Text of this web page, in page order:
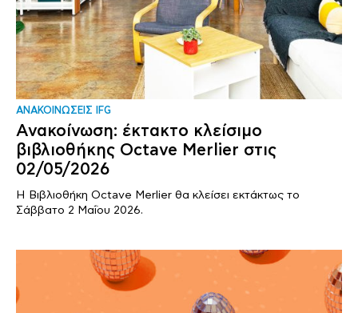
ΑΝΑΚΟΙΝΩΣΕΙΣ IFG
Ανακοίνωση: έκτακτο κλείσιμο
βιβλιοθήκης Octave Merlier στις
02/05/2026
Η Βιβλιοθήκη Octave Merlier θα κλείσει εκτάκτως το
Σάββατο 2 Μαΐου 2026.